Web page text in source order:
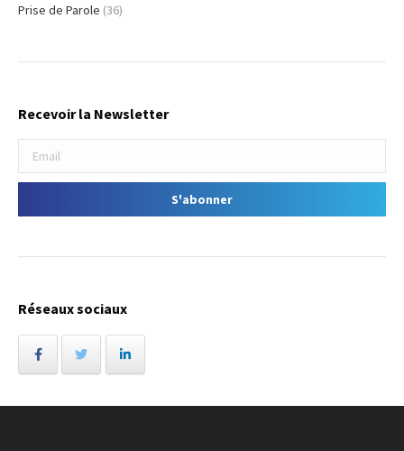
Prise de Parole (36)
Recevoir la Newsletter
Réseaux sociaux